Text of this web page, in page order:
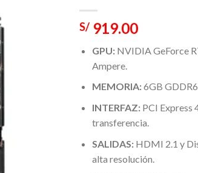
S/ 919.00
GPU:NVIDIA GeForce
Ampere.
MEMORIA:6GB
INTERFAZ:PCI Express
transferencia.
SALIDAS:HDMI 2.1 y
alta resolución.